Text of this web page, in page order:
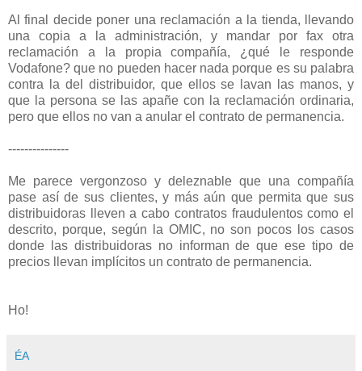
Al final decide poner una reclamación a la tienda, llevando
una copia a la administración, y mandar por fax otra
reclamación a la propia compañía, ¿qué le responde
Vodafone? que no pueden hacer nada porque es su palabra
contra la del distribuidor, que ellos se lavan las manos, y
que la persona se las apañe con la reclamación ordinaria,
pero que ellos no van a anular el contrato de permanencia.
---------------
Me parece vergonzoso y deleznable que una compañía
pase así de sus clientes, y más aún que permita que sus
distribuidoras lleven a cabo contratos fraudulentos como el
descrito, porque, según la OMIC, no son pocos los casos
donde las distribuidoras no informan de que ese tipo de
precios llevan implícitos un contrato de permanencia.
Ho!
ÉA